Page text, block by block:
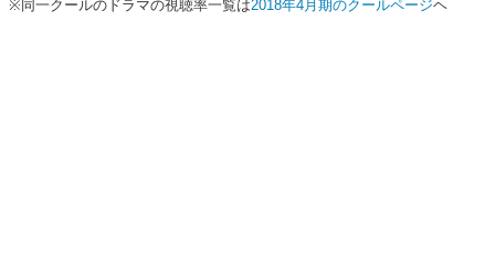
※同一クールのドラマの視聴率一覧は2018年4月期のクールページヘ